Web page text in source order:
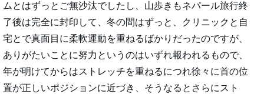
ムとはずっとご無沙汰でしたし、山歩きもネパール旅行終
了後は完全に封印して、冬の間はずっと、クリニックと自
宅とで真面目に柔軟運動を重ねるばかりだったのですが、
ありがたいことに努力というのはいずれ報われるもので、
年が明けてからはストレッチを重ねるにつれ徐々に首の位
置が正しいポジションに近づき、そうなるとさらにスト